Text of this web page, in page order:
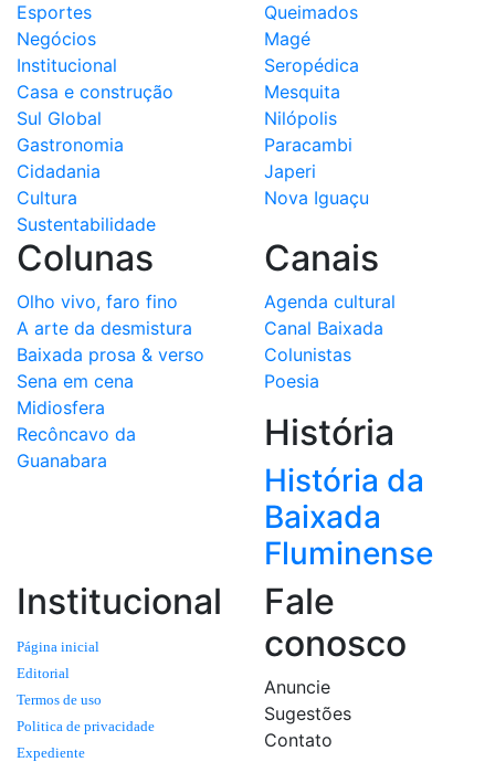
Esportes
Negócios
Institucional
Casa e construção
Sul Global
Gastronomia
Cidadania
Cultura
Sustentabilidade
Queimados
Magé
Seropédica
Mesquita
Nilópolis
Paracambi
Japeri
Nova Iguaçu
Colunas
Olho vivo, faro fino
A arte da desmistura
Baixada prosa & verso
Sena em cena
Midiosfera
Recôncavo da
Guanabara
Canais
Agenda cultural
Canal Baixada
Colunistas
Poesia
História
História da
Baixada
Fluminense
Institucional
Página inicial
Editorial
Termos de uso
Politica de privacidade
Expediente
Fale
conosco
Anuncie
Sugestões
Contato